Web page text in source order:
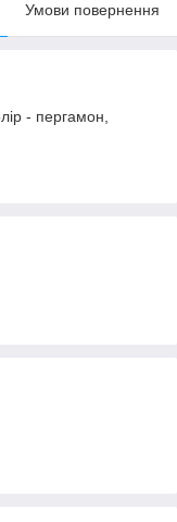
Умови повернення
- пергамон,